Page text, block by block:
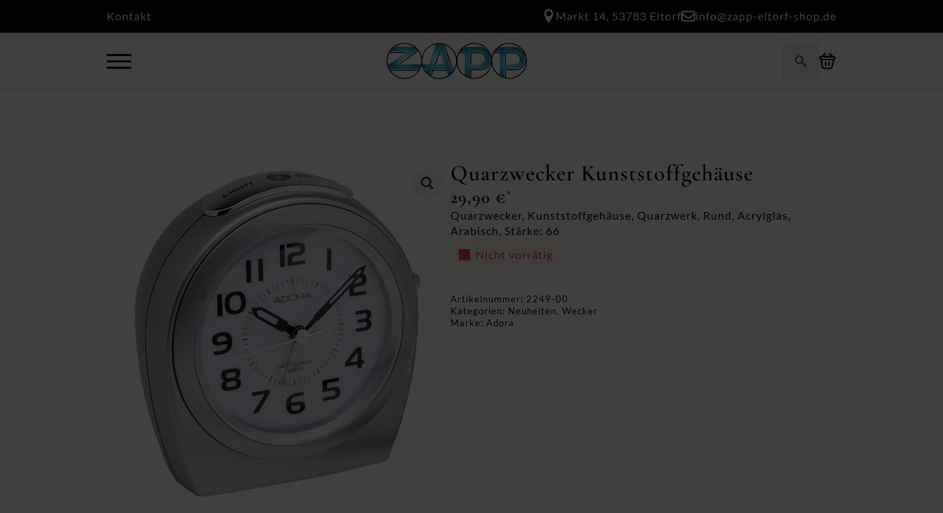
Kontakt Markt 14, 53783 Eitorf info@zapp-eitorf-shop.de
Quarzwecker Kunststoffgehäuse
29,90 €*
Quarzwecker, Kunststoffgehäuse, Quarzwerk, Rund, Acrylglas,
Arabisch, Stärke: 66
Nicht vorrätig
Artikelnummer: 2249-00
Kategorien: Neuheiten, Wecker
Marke: Adora